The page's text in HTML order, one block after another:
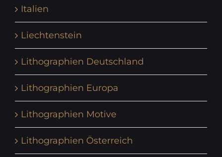
Italien
Liechtenstein
Lithographien Deutschland
Lithographien Europa
Lithographien Motive
Lithographien Österreich